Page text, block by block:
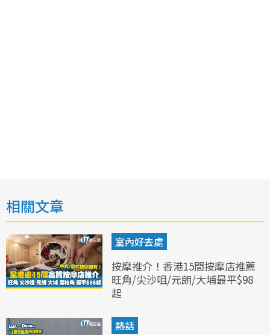
相關文章
室內好去處
按摩推介！香港15間按摩店推薦
旺角/尖沙咀/元朗/大埔最平$98
起
熱話